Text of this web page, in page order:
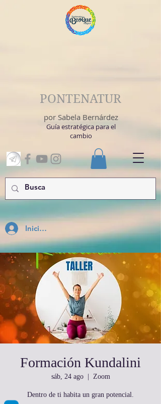
Inicia Sesión
PONTENATUR
por Sabela Bernárdez
Guía estratégica para el
cambio
Formación Kundalini
sáb, 24 ago
  |
Zoom
Dentro de ti habita un gran potencial.